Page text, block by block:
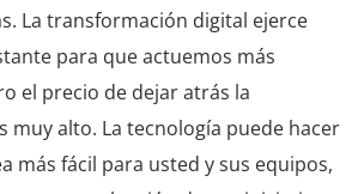
La transformación digital ejerce
para que actuemos más
el precio de dejar atrás la
muy alto. La tecnología puede hacer
más fácil para usted y sus equipos,